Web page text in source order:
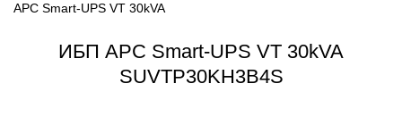
APC Smart-UPS VT 30kVA
ИБП APC Smart-UPS VT 30kVA
SUVTP30KH3B4S